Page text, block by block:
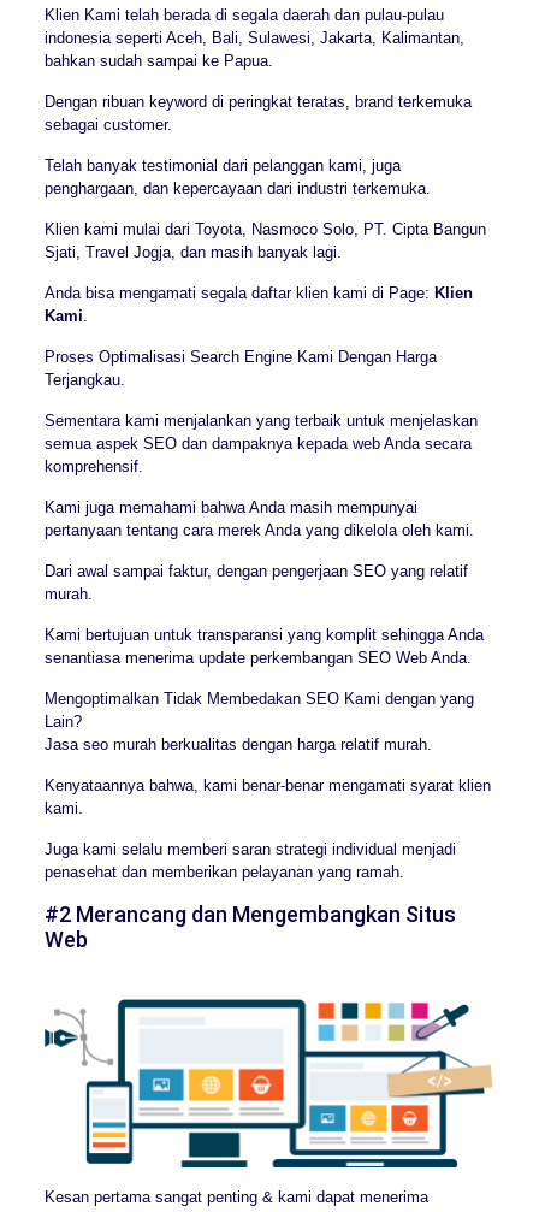
Klien Kami telah berada di segala daerah dan pulau-pulau
indonesia seperti Aceh, Bali, Sulawesi, Jakarta, Kalimantan,
bahkan sudah sampai ke Papua.
Dengan ribuan keyword di peringkat teratas, brand terkemuka
sebagai customer.
Telah banyak testimonial dari pelanggan kami, juga
penghargaan, dan kepercayaan dari industri terkemuka.
Klien kami mulai dari Toyota, Nasmoco Solo, PT. Cipta Bangun
Sjati, Travel Jogja, dan masih banyak lagi.
Anda bisa mengamati segala daftar klien kami di Page: Klien
Kami
Proses Optimalisasi Search Engine Kami Dengan Harga
Terjangkau.
Sementara kami menjalankan yang terbaik untuk menjelaskan
semua aspek SEO dan dampaknya kepada web Anda secara
komprehensif.
Kami juga memahami bahwa Anda masih mempunyai
pertanyaan tentang cara merek Anda yang dikelola oleh kami.
Dari awal sampai faktur, dengan pengerjaan SEO yang relatif
murah.
Kami bertujuan untuk transparansi yang komplit sehingga Anda
senantiasa menerima update perkembangan SEO Web Anda.
Mengoptimalkan Tidak Membedakan SEO Kami dengan yang
Lain?
Jasa seo murah berkualitas dengan harga relatif murah.
Kenyataannya bahwa, kami benar-benar mengamati syarat klien
kami.
Juga kami selalu memberi saran strategi individual menjadi
penasehat dan memberikan pelayanan yang ramah.
#2 Merancang dan Mengembangkan Situs
Web
Kesan pertama sangat penting & kami dapat menerima